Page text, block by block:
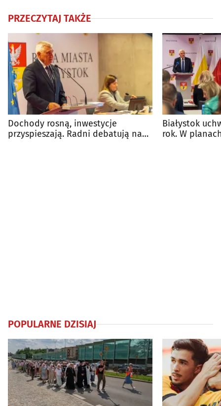
PRZECZYTAJ TAKŻE
Dochody rosną, inwestycje
przyspieszają. Radni debatują nad
Białystok
rok. W
POPULARNE DZISIAJ